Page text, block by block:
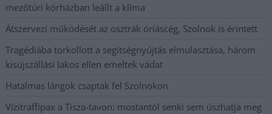
mezőtúri kórházban leállt a klíma
Átszervezi működését az osztrák óriáscég, Szolnok is érintett
Tragédiába torkollott a segítségnyújtás elmulasztása, három
kisújszállási lakos ellen emeltek vádat
Hatalmas lángok csaptak fel Szolnokon
Vízitraffipax a Tisza-tavon: mostantól senki sem úszhatja meg